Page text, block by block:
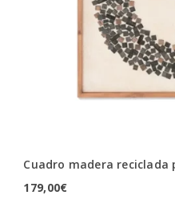
Cuadro madera reciclada
179,00€